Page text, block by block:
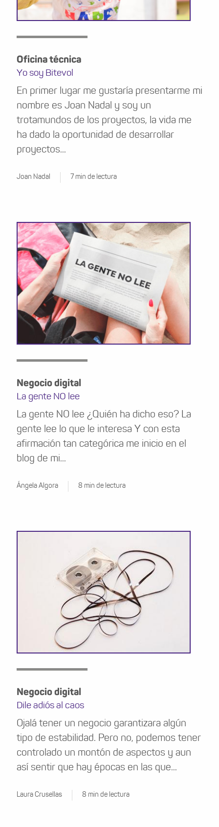
Oficina técnica
Yo soy Bitevol
En primer lugar me gustaría presentarme mi
nombre es Joan Nadal y soy un
trotamundos de los proyectos, la vida me
ha dado la oportunidad de desarrollar
proyectos...
Joan Nadal 7 min de lectura
Negocio digital
La gente NO lee
La gente NO lee ¿Quién ha dicho eso? La
gente lee lo que le interesa Y con esta
afirmación tan categórica me inicio en el
blog de mi...
Ángela Algora 8 min de lectura
Negocio digital
Dile adiós al caos
Ojalá tener un negocio garantizara algún
tipo de estabilidad. Pero no, podemos tener
controlado un montón de aspectos y aun
así sentir que hay épocas en las que...
Laura Crusellas 8 min de lectura